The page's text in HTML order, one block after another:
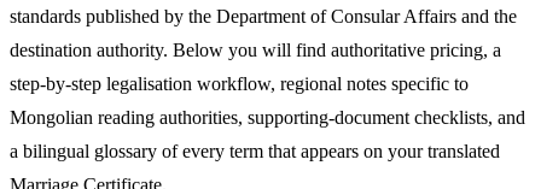
standards published by the Department of Consular Affairs and the
destination authority. Below you will find authoritative pricing, a
step-by-step legalisation workflow, regional notes specific to
Mongolian reading authorities, supporting-document checklists, and
a bilingual glossary of every term that appears on your translated
Marriage Certificate.